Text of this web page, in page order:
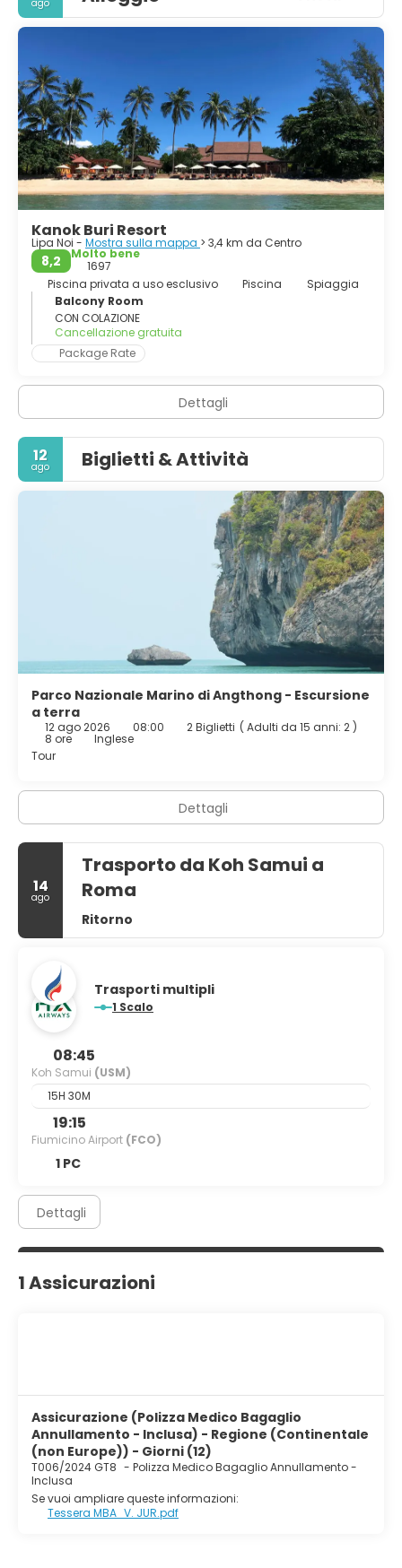
numero di visitatori. [1] Sull'isola sono presenti abbondanti
risorse turistiche, spiagge sabbiose, barriere coralline e
ago
Kanok Buri Resort
Lipa Noi - Mostra sulla mappa > 3,4 km da Centro
8,2
Molto bene
1697
Piscina privata a uso esclusivo
Piscina
Spiaggia
Balcony Room
CON COLAZIONE
Cancellazione gratuita
Package Rate
Dettagli
12
ago Biglietti & Attività
Parco Nazionale Marino di Angthong - Escursione
a terra
12 ago 2026 08:00 2 Biglietti ( Adulti da 15 anni: 2 )
8 ore
Inglese
Tour
Dettagli
14
ago
Trasporto da Koh Samui a
Roma
Ritorno
Trasporti multipli
1 Scalo
08:45
Koh Samui (USM)
15H 30M
19:15
Fiumicino Airport (FCO)
1 PC
Dettagli
1 Assicurazioni
Assicurazione (Polizza Medico Bagaglio
Annullamento - Inclusa) - Regione (Continentale
(non Europe)) - Giorni (12)
T006/2024 GT8 - Polizza Medico Bagaglio Annullamento -
Inclusa
Se vuoi ampliare queste informazioni:
Tessera MBA_V. JUR.pdf